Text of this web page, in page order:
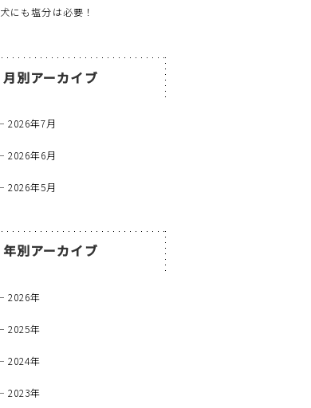
犬にも塩分は必要！
月別アーカイブ
2026年7月
2026年6月
2026年5月
年別アーカイブ
2026年
2025年
2024年
2023年